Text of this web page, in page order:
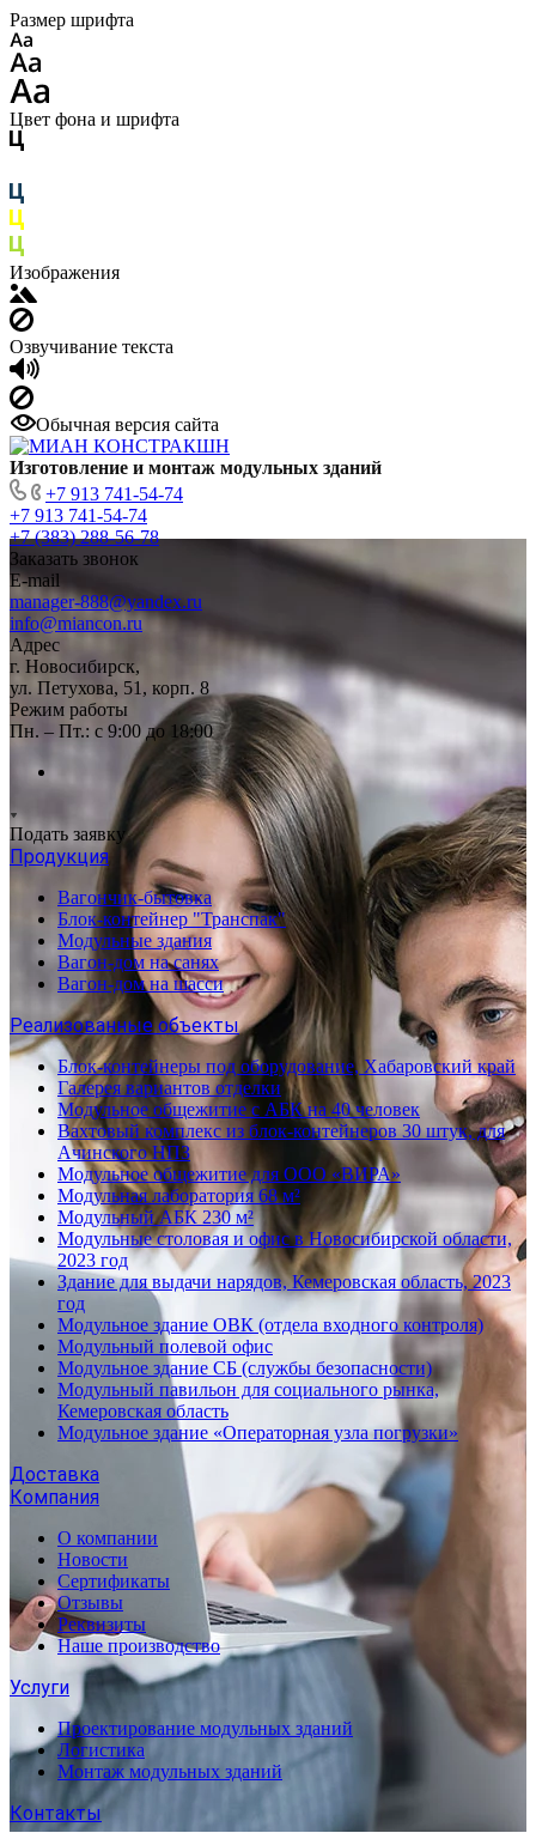
Размер шрифта
Цвет фона и шрифта
Изображения
Озвучивание текста
Обычная версия сайта
Изготовление и монтаж модульных зданий
+7 913 741-54-74
+7 913 741-54-74
+7 (383) 288-56-78
Заказать звонок
E-mail
manager-888@yandex.ru
info@miancon.ru
Адрес
г. Новосибирск,
ул. Петухова, 51, корп. 8
Режим работы
Пн. – Пт.: с 9:00 до 18:00
Подать заявку
Продукция
Вагончик-бытовка
Блок-контейнер "Транспак"
Модульные здания
Вагон-дом на санях
Вагон-дом на шасси
Реализованные объекты
Блок-контейнеры под оборудование, Хабаровский край
Галерея вариантов отделки
Модульное общежитие с АБК на 40 человек
Вахтовый комплекс из блок-контейнеров 30 штук, для
Ачинского НПЗ
Модульное общежитие для ООО «ВИРА»
Модульная лаборатория 68 м²
Модульный АБК 230 м²
Модульные столовая и офис в Новосибирской области,
2023 год
Здание для выдачи нарядов, Кемеровская область, 2023
год
Модульное здание ОВК (отдела входного контроля)
Модульный полевой офис
Модульное здание СБ (службы безопасности)
Модульный павильон для социального рынка,
Кемеровская область
Модульное здание «Операторная узла погрузки»
Доставка
Компания
О компании
Новости
Сертификаты
Отзывы
Реквизиты
Наше производство
Услуги
Проектирование модульных зданий
Логистика
Монтаж модульных зданий
Контакты